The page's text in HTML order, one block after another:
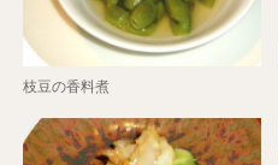
枝豆の香料煮